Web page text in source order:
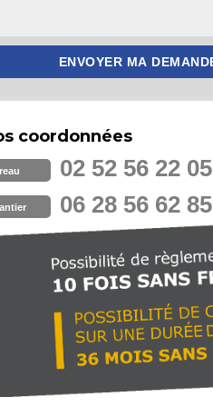
coordonnées
02 52 56 22 05
06 28 56 62 85